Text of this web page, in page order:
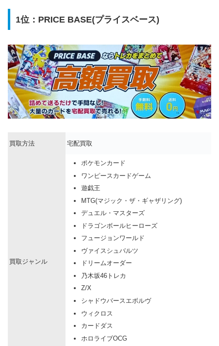
1位：PRICE BASE(プライスベース)
買取方法 宅配買取
買取ジャンル
ポケモンカード
ワンピースカードゲーム
遊戯王
MTG(マジック・ザ・ギャザリング)
デュエル・マスターズ
ドラゴンボールヒーローズ
フュージョンワールド
ヴァイスシュバルツ
ドリームオーダー
乃木坂46トレカ
Z/X
シャドウバースエボルヴ
ウィクロス
カードダス
ホロライブOCG